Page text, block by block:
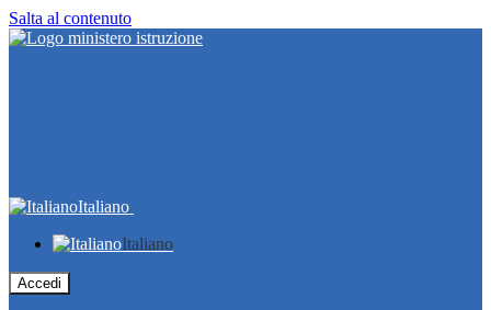
Salta al contenuto
Italiano
Italiano
Accedi